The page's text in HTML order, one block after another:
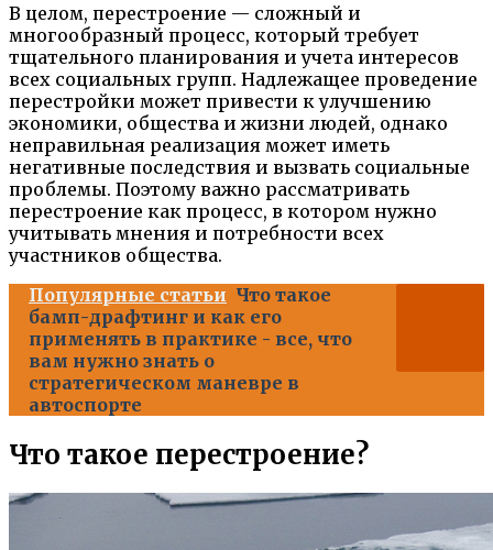
В целом, перестроение — сложный и
многообразный процесс, который требует
тщательного планирования и учета интересов
всех социальных групп. Надлежащее проведение
перестройки может привести к улучшению
экономики, общества и жизни людей, однако
неправильная реализация может иметь
негативные последствия и вызвать социальные
проблемы. Поэтому важно рассматривать
перестроение как процесс, в котором нужно
учитывать мнения и потребности всех
участников общества.
Популярные статьи Что такое
бамп-драфтинг и как его
применять в практике - все, что
вам нужно знать о
стратегическом маневре в
автоспорте
Что такое перестроение?